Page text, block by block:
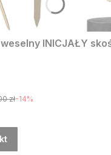
INICJAŁY
zł-14%